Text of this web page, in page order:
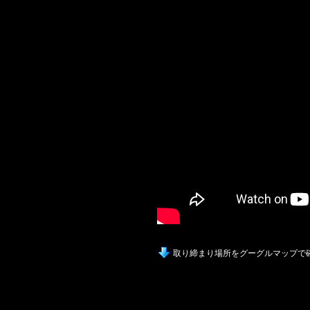
取り締まり場所をグーグルマップで